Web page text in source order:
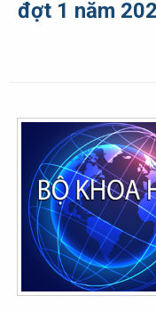
đợt 1 năm